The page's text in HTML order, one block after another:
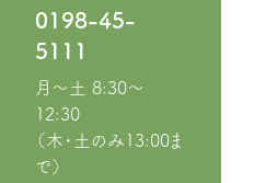
0198-45-
5111
月〜土 8:30〜
12:30
（木・土のみ13:00ま
で）